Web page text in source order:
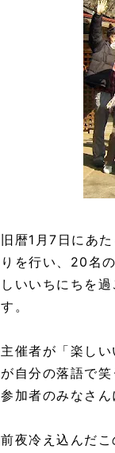
旧暦1月7日にあ
りを行い、20名
しいいちにちを
す。
主催者が「楽し
が自分の落語で
参加者のみなさん
前夜冷え込んだ